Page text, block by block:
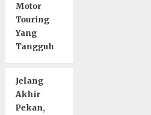
Motor
Touring
Yang
Tangguh
Jelang
Akhir
Pekan,